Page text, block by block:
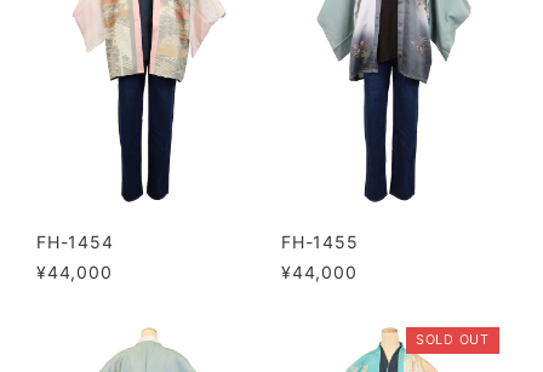
FH-1454
¥44,000
FH-1455
¥44,000
SOLD OUT